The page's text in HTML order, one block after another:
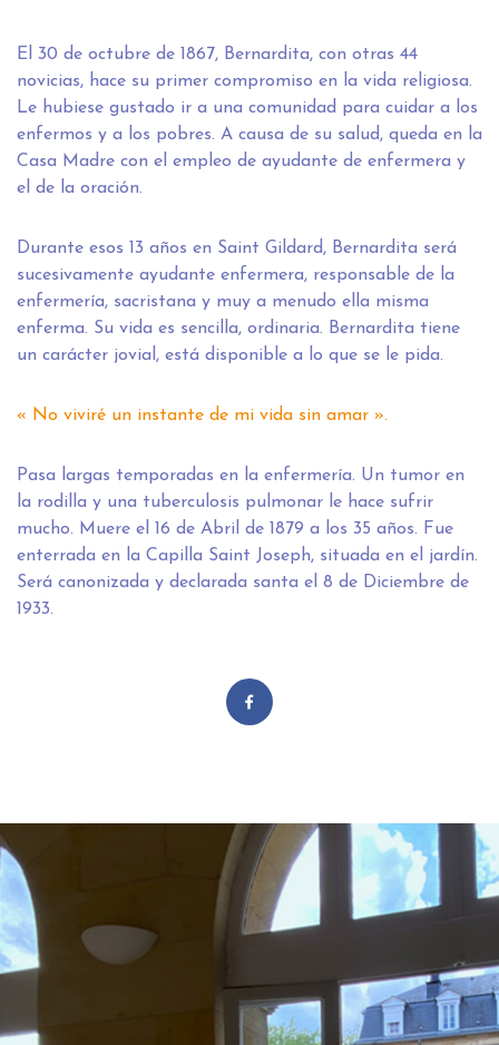
El 30 de octubre de 1867, Bernardita, con otras 44
novicias, hace su primer compromiso en la vida religiosa.
Le hubiese gustado ir a una comunidad para cuidar a los
enfermos y a los pobres. A causa de su salud, queda en la
Casa Madre con el empleo de ayudante de enfermera y
el de la oración.
Durante esos 13 años en Saint Gildard, Bernardita será
sucesivamente ayudante enfermera, responsable de la
enfermería, sacristana y muy a menudo ella misma
enferma. Su vida es sencilla, ordinaria. Bernardita tiene
un carácter jovial, está disponible a lo que se le pida.
« No viviré un instante de mi vida sin amar ».
Pasa largas temporadas en la enfermería. Un tumor en
la rodilla y una tuberculosis pulmonar le hace sufrir
mucho. Muere el 16 de Abril de 1879 a los 35 años. Fue
enterrada en la Capilla Saint Joseph, situada en el jardín.
Será canonizada y declarada santa el 8 de Diciembre de
1933.